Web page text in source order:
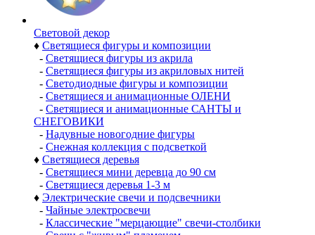
Световой декор
♦ Светящиеся фигуры и композиции
- Светящиеся фигуры из акрила
- Светящиеся фигуры из акриловых нитей
- Светодиодные фигуры и композиции
- Светящиеся и анимационные ОЛЕНИ
- Светящиеся и анимационные САНТЫ и
СНЕГОВИКИ
- Надувные новогодние фигуры
- Снежная коллекция с подсветкой
♦ Светящиеся деревья
- Светящиеся мини деревца до 90 см
- Светящиеся деревья 1-3 м
♦ Электрические свечи и подсвечники
- Чайные электросвечи
- Классические "мерцающие" свечи-столбики